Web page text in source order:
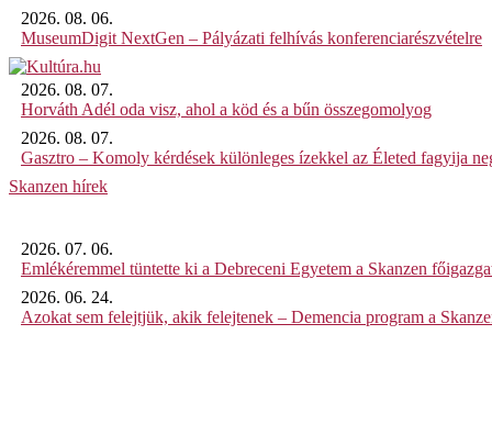
2026. 08. 06.
MuseumDigit NextGen – Pályázati felhívás konferenciarészvételre
2026. 08. 07.
Horváth Adél oda visz, ahol a köd és a bűn összegomolyog
2026. 08. 07.
Gasztro – Komoly kérdések különleges ízekkel az Életed fagyija
Skanzen hírek
2026. 07. 06.
Emlékéremmel tüntette ki a Debreceni Egyetem a Skanzen
2026. 06. 24.
Azokat sem felejtjük, akik felejtenek – Demencia program a